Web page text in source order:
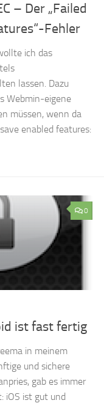
– Der „Failed
Fehler
ich das
lassen. Dazu
Webmin-eigene
müssen, wenn da
enabled features:
0
ist fast fertig
in meinem
und sichere
gab es immer
iOS ist gut und